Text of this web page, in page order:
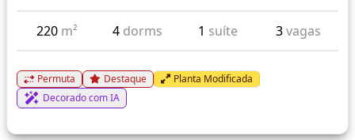
220 m² 4 dorms 1 suíte 3vagas
Permuta Destaque
Planta Modificada
Decorado com IA